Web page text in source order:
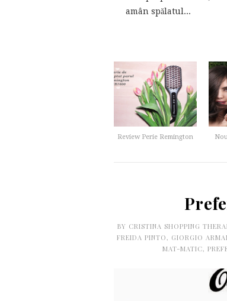
amân spălatul...
Review Perie Remington
BY CRISTINA SHOPPING
FREIDA PINTO, GIORGIO
MAT-MATIC,